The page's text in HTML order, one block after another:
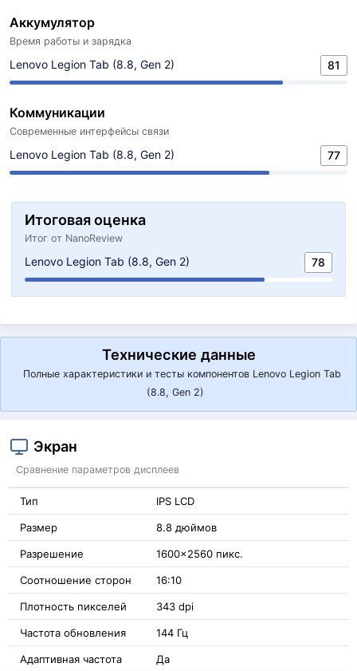
Аккумулятор
Время работы и зарядка
Lenovo Legion Tab (8.8, Gen 2) 81
Коммуникации
Современные интерфейсы связи
Lenovo Legion Tab (8.8, Gen 2) 77
Итоговая оценка
Итог от NanoReview
Lenovo Legion Tab (8.8, Gen 2) 78
Технические данные
Полные характеристики и тесты компонентов Lenovo Legion Tab
(8.8, Gen 2)
Экран
Сравнение параметров дисплеев
Тип IPS LCD
Размер 8.8 дюймов
Разрешение 1600x2560 пикс.
Соотношение сторон 16:10
Плотность пикселей 343 dpi
Частота обновления 144 Гц
Адаптивная частота Да